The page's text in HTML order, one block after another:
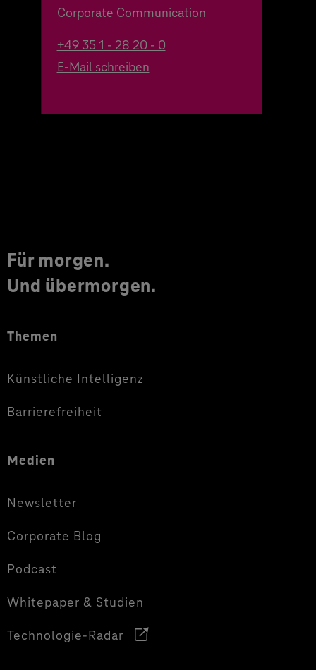
Corporate Communication
+49 35 1 - 28 20 - 0
E-Mail schreiben
Für morgen.
Und übermorgen.
Themen
Künstliche Intelligenz
Barrierefreiheit
Medien
Newsletter
Corporate Blog
Podcast
Whitepaper & Studien
Technologie-Radar